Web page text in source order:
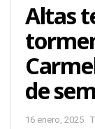
Altas
de
16 enero, 2025